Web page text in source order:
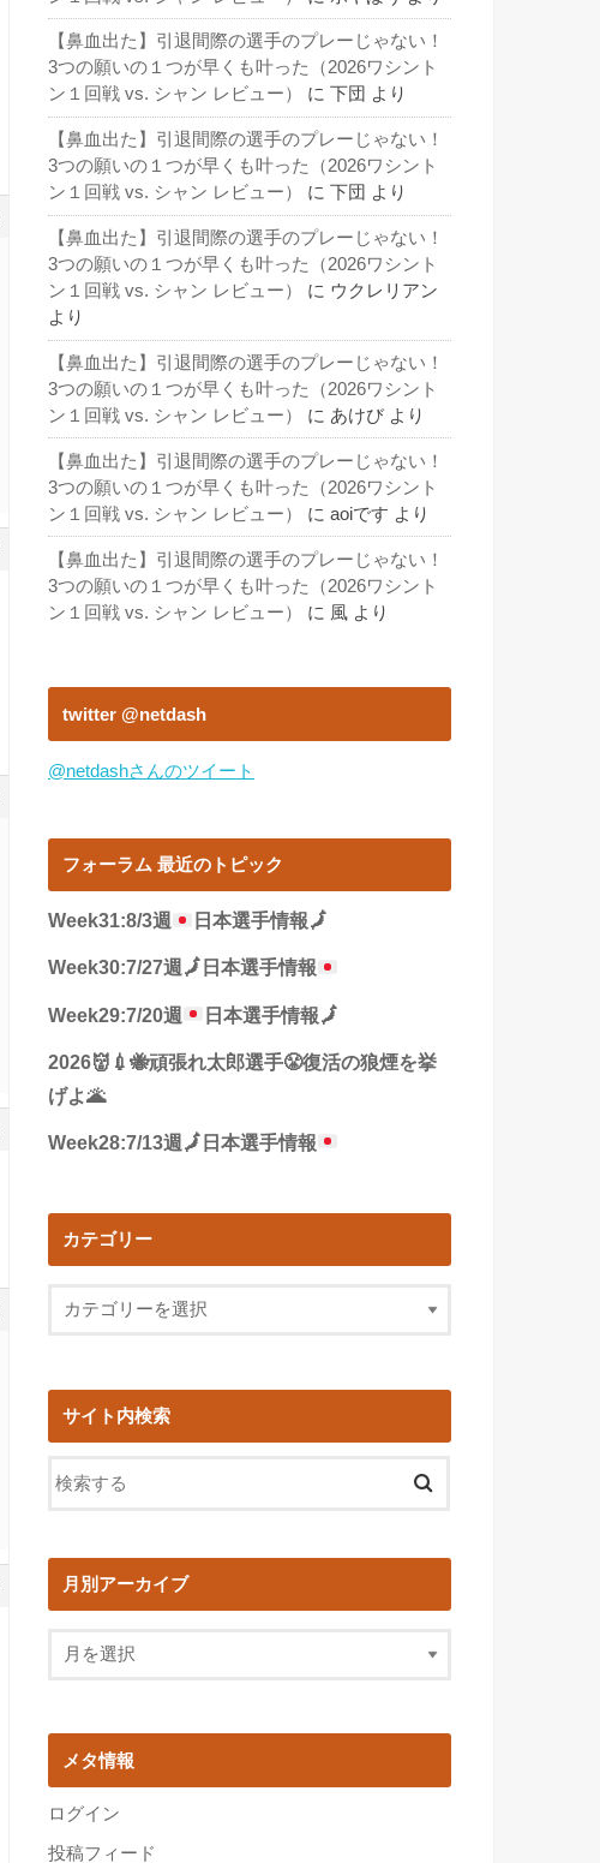
【鼻血出た】引退間際の選手のプレーじゃない！
3つの願いの１つが早くも叶った（2026ワシント
ン１回戦 vs. シャン レビュー）
に 下団 より
【鼻血出た】引退間際の選手のプレーじゃない！
3つの願いの１つが早くも叶った（2026ワシント
ン１回戦 vs. シャン レビュー）
に 下団 より
【鼻血出た】引退間際の選手のプレーじゃない！
3つの願いの１つが早くも叶った（2026ワシント
ン１回戦 vs. シャン レビュー）
に ウクレリアン
より
【鼻血出た】引退間際の選手のプレーじゃない！
3つの願いの１つが早くも叶った（2026ワシント
ン１回戦 vs. シャン レビュー）
に あけび より
【鼻血出た】引退間際の選手のプレーじゃない！
3つの願いの１つが早くも叶った（2026ワシント
ン１回戦 vs. シャン レビュー）
に aoiです より
【鼻血出た】引退間際の選手のプレーじゃない！
3つの願いの１つが早くも叶った（2026ワシント
ン１回戦 vs. シャン レビュー）
に 風 より
twitter @netdash
@netdashさんのツイート
フォーラム 最近のトピック
Week31:8/3週 日本選手情報🗾
Week30:7/27週🗾 日本選手情報
Week29:7/20週 日本選手情報🗾
2026👹💉🐝頑張れ太郎選手😤復活の狼煙を挙
げよ🌋
Week28:7/13週 🗾 日本選手情報
カテゴリー
サイト内検索
月別アーカイブ
メタ情報
ログイン
投稿フィード